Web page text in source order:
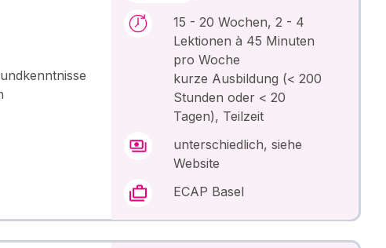
15 - 20 Wochen, 2 - 4
Lektionen à 45 Minuten
pro Woche
kurze Ausbildung (< 200
Stunden oder < 20
Tagen), Teilzeit
unterschiedlich, siehe
Website
ECAP Basel